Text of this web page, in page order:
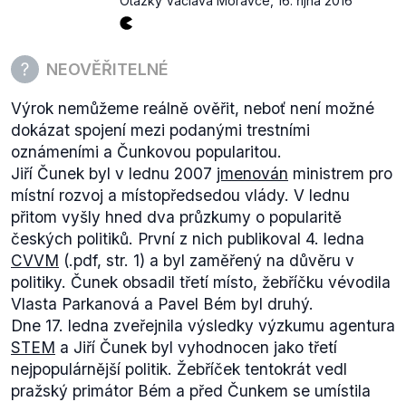
z důvodu
hejtmanů ČSSD záměr střet funkcí hejtmana a
senátora přímo vyloučit, podporu našli i u předsedy
vlády, nicméně avizovanékomplexní řešenív tomto
směru patrně nepadlo na úrodnou půdu. V
současném volebním obdobíprojednává
Poslanecká sněmovna pouze klouzavý mandát
poslanců, což se nicméně konfliktu hejtman-
poslanec netýká.
Dodáváme, že v tomto volebním období je zároveň
senátorem i hejtmanem pouzeLubomír Franc
(královehradecký hejtman a senátor za obvod
Náchod). Jiřímu Čunkovi však dáváme zapravdu,
neboť zákon souběh nevylučuje, ačkoli se objevují
návrhy na změnu příslušných zákonů.
NEOVĚŘITELNÉ
Výrok nemůžeme reálně ověřit, neboť není možné
dokázat spojení mezi podanými trestními
oznámeními a Čunkovou popularitou.
Jiří Čunek byl v lednu 2007 jmenován ministrem pro
místní rozvoj a místopředsedou vlády. V lednu
přitom vyšly hned dva průzkumy o popularitě
českých politiků. První z nich publikoval 4. ledna
CVVM (.pdf, str. 1) a byl zaměřený na důvěru v
politiky. Čunek obsadil třetí místo, žebříčku vévodila
Vlasta Parkanová a Pavel Bém byl druhý.
Dne 17. ledna zveřejnila výsledky výzkumu agentura
STEM a Jiří Čunek byl vyhodnocen jako třetí
nejpopulárnější politik. Žebříček tentokrát vedl
pražský primátor Bém a před Čunkem se umístila